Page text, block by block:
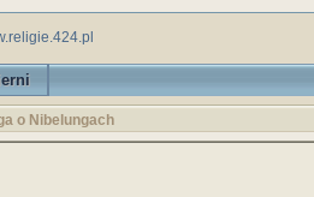
o Nibelungach